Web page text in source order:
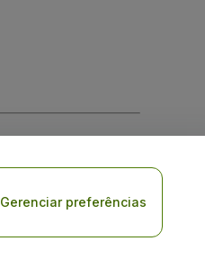
Gerenciar preferências